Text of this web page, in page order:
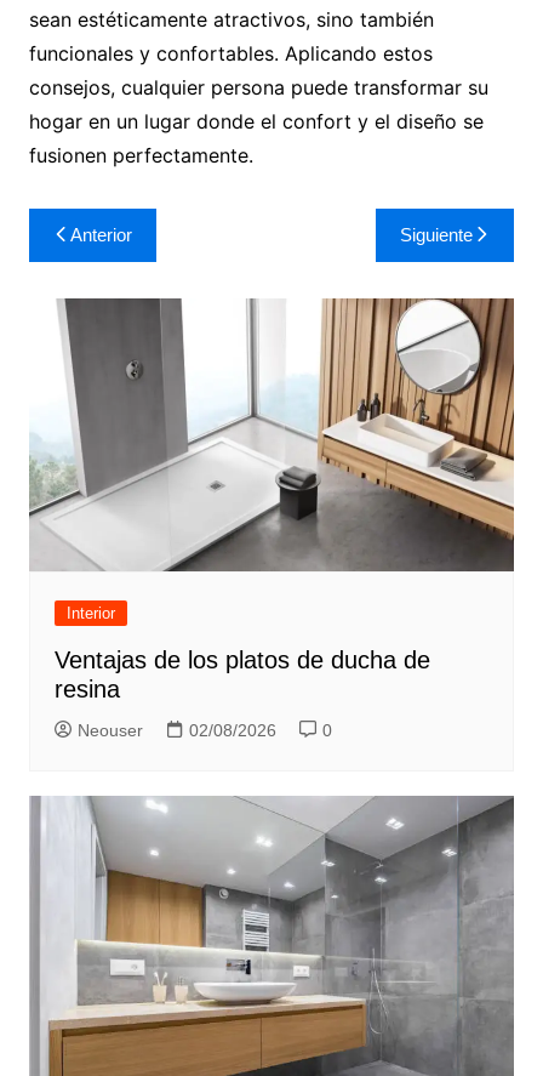
sean estéticamente atractivos, sino también
funcionales y confortables. Aplicando estos
consejos, cualquier persona puede transformar su
hogar en un lugar donde el confort y el diseño se
fusionen perfectamente.
Navegación
de
entradas
Anterior Siguiente
Interior
Ventajas de los platos de ducha de
resina
Neouser 02/08/2026 0